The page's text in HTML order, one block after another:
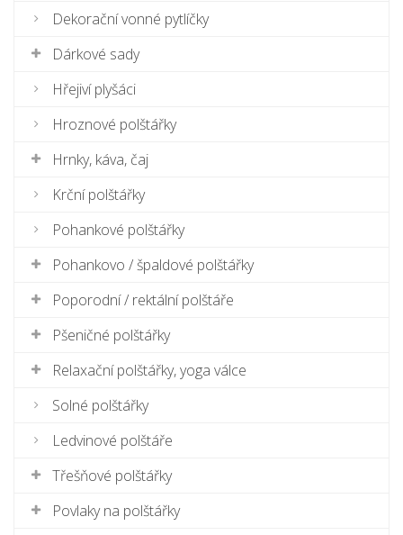
Dekorační vonné pytlíčky
Dárkové sady
Hřejiví plyšáci
Hroznové polštářky
Hrnky, káva, čaj
Krční polštářky
Pohankové polštářky
Pohankovo / špaldové polštářky
Poporodní / rektální polštáře
Pšeničné polštářky
Relaxační polštářky, yoga válce
Solné polštářky
Ledvinové polštáře
Třešňové polštářky
Povlaky na polštářky